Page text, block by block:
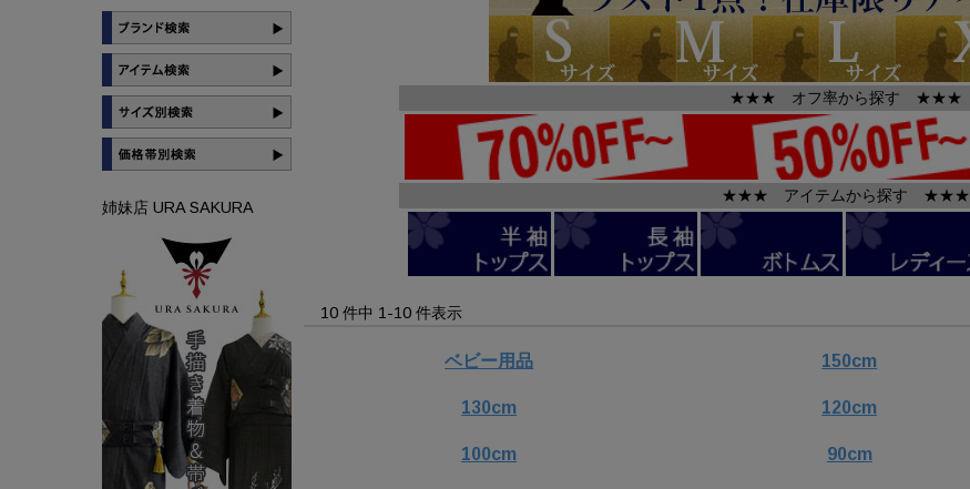
姉妹店 URA SAKURA
★★★ オフ率から探す ★★★
★★★ アイテムから探す ★★★
10 件中 1-10 件表示
ベビー用品 150cm
130cm 120cm
100cm 90cm